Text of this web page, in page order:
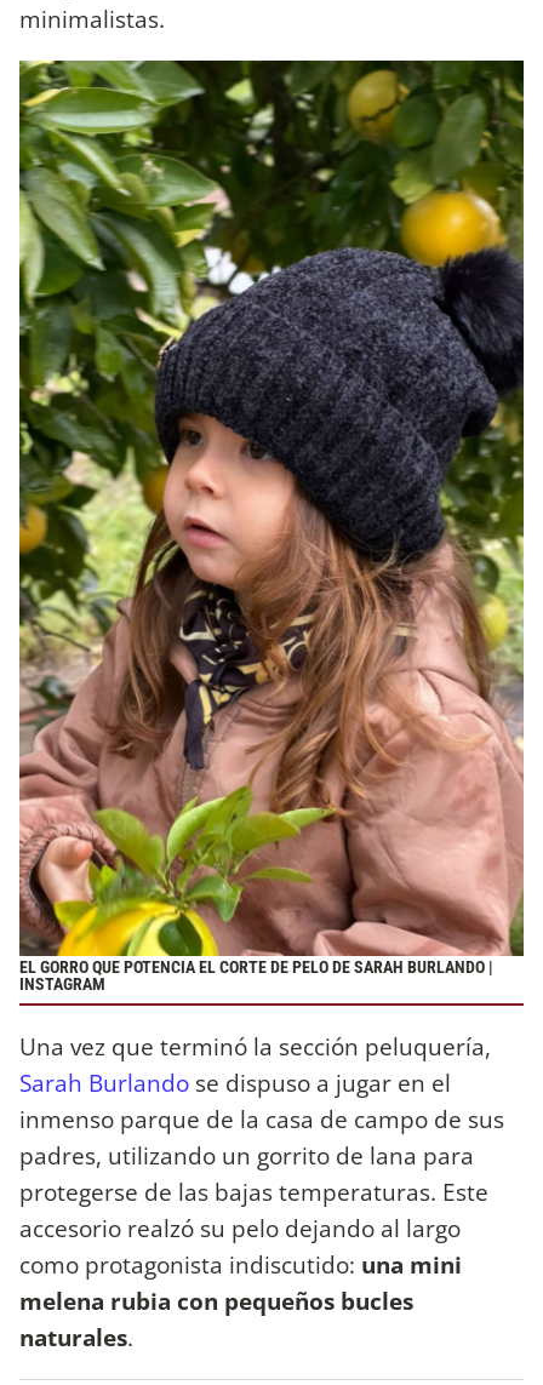
minimalistas.
EL GORRO QUE POTENCIA EL CORTE DE PELO DE SARAH BURLANDO |
INSTAGRAM
Una vez que terminó la sección peluquería,
Sarah Burlando se dispuso a jugar en el
inmenso parque de la casa de campo de sus
padres, utilizando un gorrito de lana para
protegerse de las bajas temperaturas. Este
accesorio realzó su pelo dejando al largo
como protagonista indiscutido: una mini
melena rubia con pequeños bucles
naturales.